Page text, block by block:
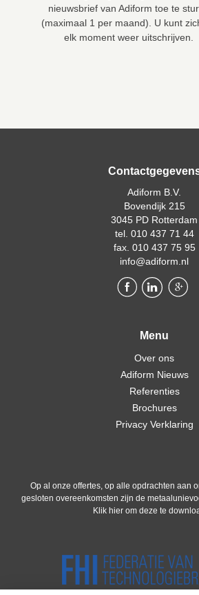
nieuwsbrief van Adiform toe te
(maximaal 1 per maand). U kunt
elk moment weer uitschrijven.
Adiform B.V.
Bovendijk 215
3045 PD Rotterdam
tel. 010 437 71 44
fax. 010 437 75 95
info@adiform.nl
Menu
Over ons
Adiform Nieuws
Referenties
Brochures
Privacy Verklaring
Op al onze offertes, op alle opdrachten aan
gesloten overeenkomsten zijn de
Klik hier om deze te